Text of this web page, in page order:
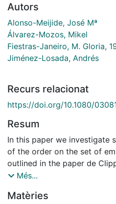
Autors
Alonso-Meijide, José Mª
Álvarez-Mozos, Mikel
Fiestras-Janeiro, M. Gloria,
Jiménez-Losada, Andrés
Recurs relacionat
https://doi.org/10.1080/
Resum
In this paper we investigate
of the order on the set of
outlined in the paper de
(2008) "Marginal
characterize the scalars
Més...
Matèries